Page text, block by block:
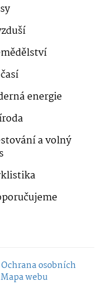
energie
a volný
Ochrana osobních
Mapa webu